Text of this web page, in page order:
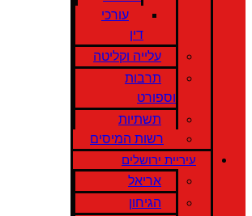
עורכי
דין
עלייה וקליטה
תרבות
וספורט
תשתיות
רשות המיסים
עיריית ירושלים
אריאל
הגיחון